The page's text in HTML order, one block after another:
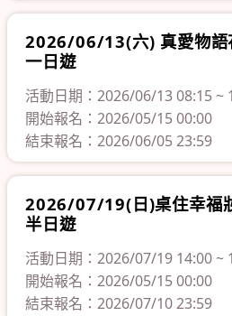
2026/06/13(六) 真愛物語
一日遊
活動日期：2026/06/13 08:15 ~
開始報名：2026/05/15 00:00
結束報名：2026/06/05 23:59
2026/07/19(日)桌住幸福
半日遊
活動日期：2026/07/19 14:00 ~
開始報名：2026/05/15 00:00
結束報名：2026/07/10 23:59